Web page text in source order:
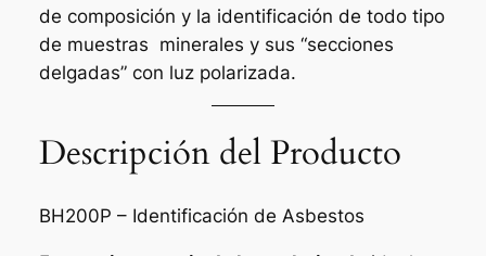
de composición y la identificación de todo tipo
de muestras minerales y sus “secciones
delgadas” con luz polarizada.
Descripción del Producto
BH200P – Identificación de Asbestos